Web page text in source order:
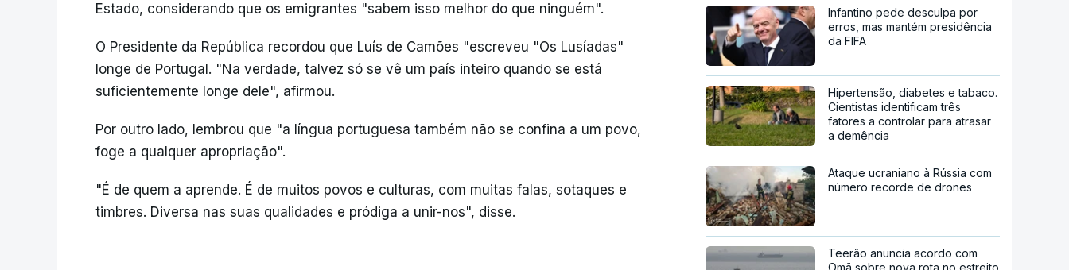
Estado, considerando que os emigrantes "sabem isso melhor do que ninguém".
O Presidente da República recordou que Luís de Camões "escreveu "Os Lusíadas"
longe de Portugal. "Na verdade, talvez só se vê um país inteiro quando se está
suficientemente longe dele", afirmou.
Por outro lado, lembrou que "a língua portuguesa também não se confina a um povo,
foge a qualquer apropriação".
"É de quem a aprende. É de muitos povos e culturas, com muitas falas, sotaques e
timbres. Diversa nas suas qualidades e pródiga a unir-nos", disse.
Infantino pede desculpa por
erros, mas mantém presidência
da FIFA
Hipertensão, diabetes e tabaco.
Cientistas identificam três
fatores a controlar para atrasar
a demência
Ataque ucraniano à Rússia com
número recorde de drones
Teerão anuncia acordo com
Omã sobre nova rota no estreito